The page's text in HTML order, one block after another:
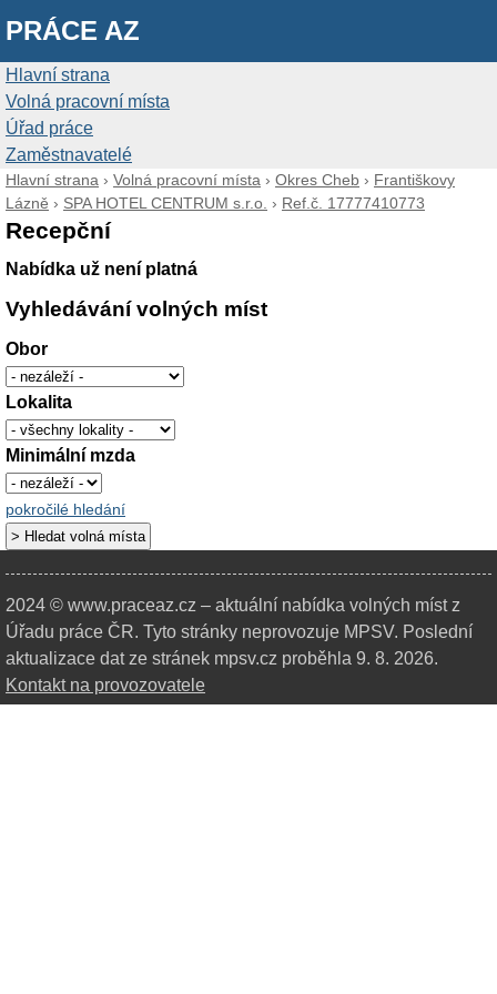
PRÁCE AZ
Hlavní strana
Volná pracovní místa
Úřad práce
Zaměstnavatelé
Hlavní strana › Volná pracovní místa › Okres Cheb › Františkovy
Lázně › SPA HOTEL CENTRUM s.r.o. › Ref.č. 17777410773
Recepční
Nabídka už není platná
Vyhledávání volných míst
Obor
Lokalita
Minimální mzda
pokročilé hledání
2024 © www.praceaz.cz – aktuální nabídka volných míst z
Úřadu práce ČR. Tyto stránky neprovozuje MPSV. Poslední
aktualizace dat ze stránek mpsv.cz proběhla 9. 8. 2026.
Kontakt na provozovatele